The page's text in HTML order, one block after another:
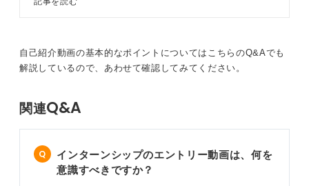
話し方としては、笑顔ではきはきと、そしてゆっくりは
客観的にご自身を見てもらうために、だれかにチェック
0
していきます。
自己紹介動画の基本的なポイントについてはこちらのQ&Aでも
解説しているので、あわせて確認してみてください。
関連Q&A
インターンシップのエントリー動画は、何を
意識すべきですか？